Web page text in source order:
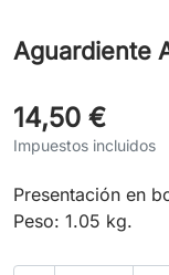
Aguardiente
14,50 €
Impuestos incluidos
Presentación en
Peso: 1.05 kg.